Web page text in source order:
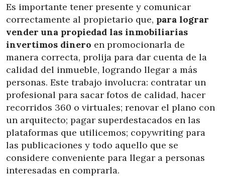
Es importante tener presente y comunicar
correctamente al propietario que, para lograr
vender una propiedad las inmobiliarias
invertimos dinero en promocionarla de
manera correcta, prolija para dar cuenta de la
calidad del inmueble, logrando llegar a más
personas. Este trabajo involucra: contratar un
profesional para sacar fotos de calidad, hacer
recorridos 360 o virtuales; renovar el plano con
un arquitecto; pagar superdestacados en las
plataformas que utilicemos; copywriting para
las publicaciones y todo aquello que se
considere conveniente para llegar a personas
interesadas en comprarla.